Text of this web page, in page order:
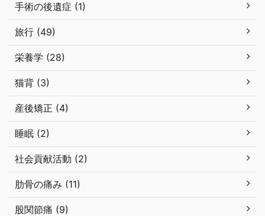
手術の後遺症 (1)
旅行 (49)
栄養学 (28)
猫背 (3)
産後矯正 (4)
睡眠 (2)
社会貢献活動 (2)
肋骨の痛み (11)
股関節痛 (9)